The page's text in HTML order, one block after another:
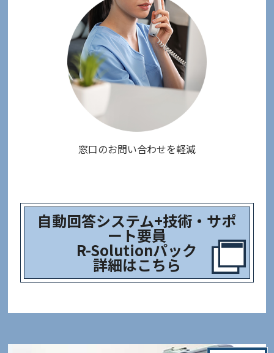
窓口のお問い合わせを軽減
自動回答システム+技術・サポ
ート要員
R-Solutionパック
詳細はこちら